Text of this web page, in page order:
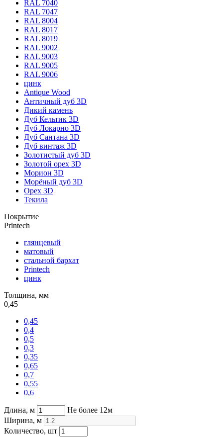
RAL 7040
RAL 7047
RAL 8004
RAL 8017
RAL 8019
RAL 9002
RAL 9003
RAL 9005
RAL 9006
цинк
Antique Wood
Античный дуб 3D
Дикий камень
Дуб Кельтик 3D
Дуб Локарно 3D
Дуб Сантана 3D
Дуб винтаж 3D
Золотистый дуб 3D
Золотой орех 3D
Морион 3D
Морёный дуб 3D
Орех 3D
Текила
Покрытие
Printech
глянцевый
матовый
стальной бархат
Printech
цинк
Толщина, мм
0,45
0,45
0,4
0,5
0,3
0,35
0,65
0,7
0,55
0,6
Длина, м
Не более 12м
Ширина, м
Количество, шт